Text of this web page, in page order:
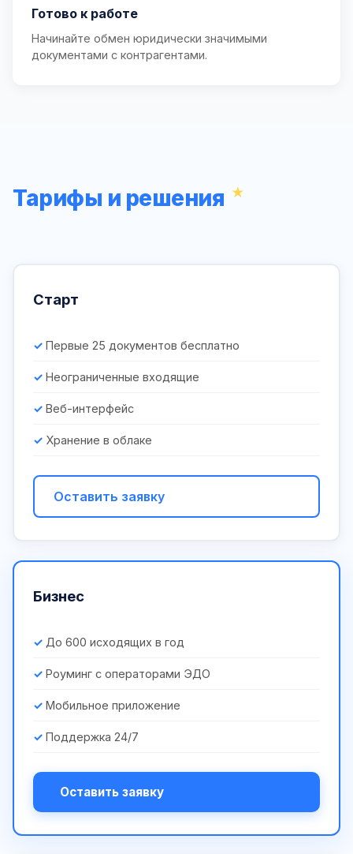
Готово к работе
Начинайте обмен юридически значимыми
документами с контрагентами.
Тарифы и решения
Старт
Первые 25 документов бесплатно
Неограниченные входящие
Веб-интерфейс
Хранение в облаке
Оставить заявку
Бизнес
До 600 исходящих в год
Роуминг с операторами ЭДО
Мобильное приложение
Поддержка 24/7
Оставить заявку